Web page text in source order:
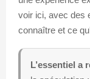
voir ici, avec des
connaître et ce
L’essentiel a